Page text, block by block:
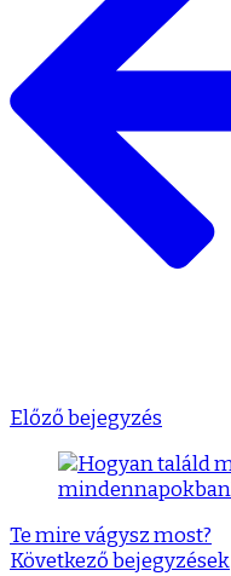
Előző bejegyzés
Te mire vágysz most?
Következő bejegyzések